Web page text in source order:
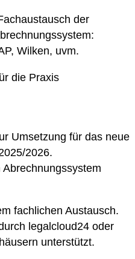
der
Wilken, uvm.
die Praxis
Umsetzung für das neue
2026.
fachlichen Austausch.
legalcloud24 oder
unterstützt.